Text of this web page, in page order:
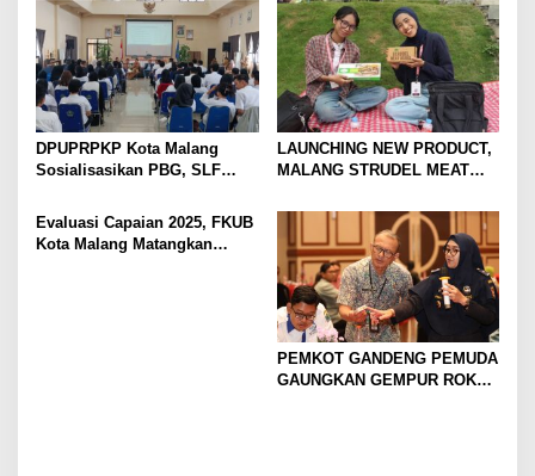
DPUPRPKP Kota Malang
Sosialisasikan PBG, SLF
SPPG
LAUNCHING NEW PRODUCT,
MALANG STRUDEL MEAT
Evaluasi Capaian 2025, FKUB
Kota Malang Matangkan
PEMKOT GANDENG PEMUDA
GAUNGKAN GEMPUR ROKOK